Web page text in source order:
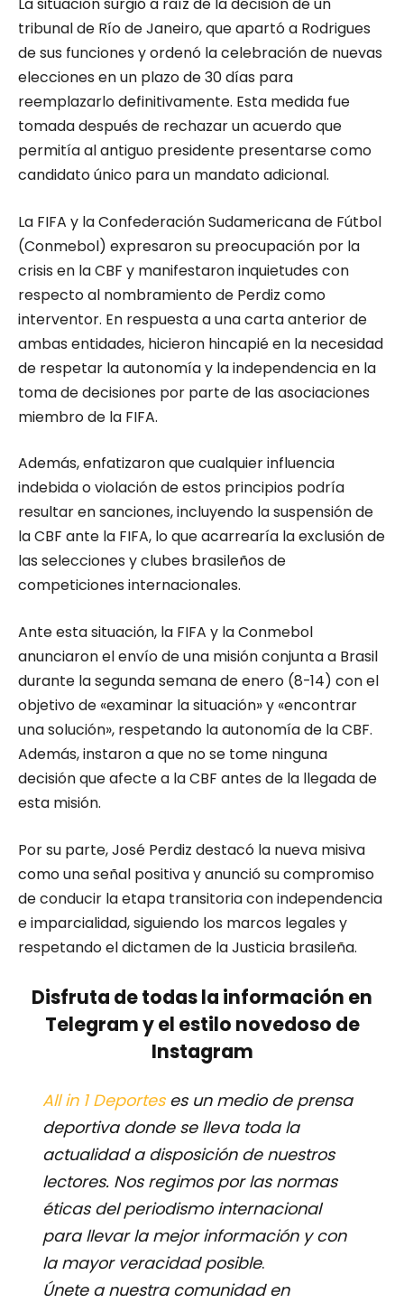
La situación surgió a raíz de la decisión de un
tribunal de Río de Janeiro, que apartó a Rodrigues
de sus funciones y ordenó la celebración de nuevas
elecciones en un plazo de 30 días para
reemplazarlo definitivamente. Esta medida fue
tomada después de rechazar un acuerdo que
permitía al antiguo presidente presentarse como
candidato único para un mandato adicional.
La FIFA y la Confederación Sudamericana de Fútbol
(Conmebol) expresaron su preocupación por la
crisis en la CBF y manifestaron inquietudes con
respecto al nombramiento de Perdiz como
interventor. En respuesta a una carta anterior de
ambas entidades, hicieron hincapié en la necesidad
de respetar la autonomía y la independencia en la
toma de decisiones por parte de las asociaciones
miembro de la FIFA.
Además, enfatizaron que cualquier influencia
indebida o violación de estos principios podría
resultar en sanciones, incluyendo la suspensión de
la CBF ante la FIFA, lo que acarrearía la exclusión de
las selecciones y clubes brasileños de
competiciones internacionales.
Ante esta situación, la FIFA y la Conmebol
anunciaron el envío de una misión conjunta a Brasil
durante la segunda semana de enero (8-14) con el
objetivo de «examinar la situación» y «encontrar
una solución», respetando la autonomía de la CBF.
Además, instaron a que no se tome ninguna
decisión que afecte a la CBF antes de la llegada de
esta misión.
Por su parte, José Perdiz destacó la nueva misiva
como una señal positiva y anunció su compromiso
de conducir la etapa transitoria con independencia
e imparcialidad, siguiendo los marcos legales y
respetando el dictamen de la Justicia brasileña.
Disfruta de todas la información en
Telegram y el estilo novedoso de
Instagram
All in 1 Deporteses un medio de prensa
deportiva donde se lleva toda la
actualidad a disposición de nuestros
lectores. Nos regimos por las normas
éticas del periodismo internacional
para llevar la mejor información y con
la mayor veracidad posible.
Únete a nuestra comunidad en